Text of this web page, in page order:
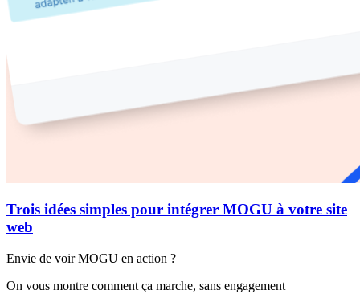
Trois idées simples pour intégrer MOGU à votre site
web
Envie de voir MOGU en action ?
On vous montre comment ça marche, sans engagement